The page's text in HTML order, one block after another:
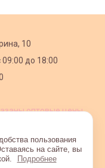
10
до 18:00
оптовые цены,
пользования
на сайте, вы
Подробнее